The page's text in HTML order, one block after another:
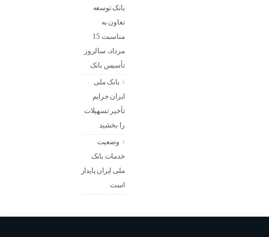
بانک توسعه
تعاون به
مناسبت 15
مرداد، سالروز
تأسیس بانک
بانک ملی
ایران جرایم
تأخیر تسهیلات
را بخشید
وضعیت
خدمات بانک
ملی ایران پایدار
است